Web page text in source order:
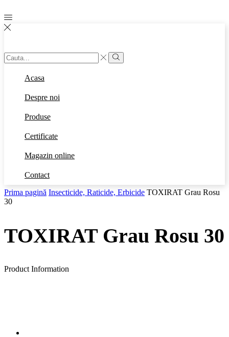
Search
input
Search
Acasa
Despre noi
Produse
Certificate
Magazin online
Contact
Prima pagină Insecticide, Raticide, Erbicide TOXIRAT Grau Rosu
30
TOXIRAT Grau Rosu 30
Product Information